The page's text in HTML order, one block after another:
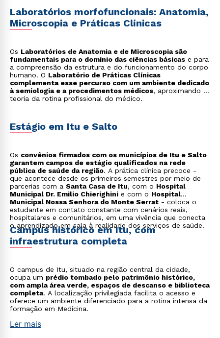
Laboratórios morfofuncionais: Anatomia,
Microscopia e Práticas Clínicas
Os Laboratórios de Anatomia e de Microscopia são
fundamentais para o domínio das ciências básicas e para
a compreensão da estrutura e do funcionamento do corpo
humano. O Laboratório de Práticas Clínicas
complementa esse percurso com um ambiente dedicado
à semiologia e a procedimentos médicos, aproximando a
teoria da rotina profissional do médico.
Estágio em Itu e Salto
Os convênios firmados com os municípios de Itu e Salto
garantem campos de estágio qualificados na rede
pública de saúde da região. A prática clínica precoce -
que acontece desde os primeiros semestres por meio de
parcerias com a Santa Casa de Itu, com o Hospital
Municipal Dr. Emilio Chierighini e com o Hospital
Municipal Nossa Senhora do Monte Serrat - coloca o
estudante em contato constante com cenários reais,
hospitalares e comunitários, em uma vivência que conecta
o aprendizado em sala à realidade dos serviços de saúde.
Campus histórico em Itu, com
infraestrutura completa
O campus de Itu, situado na região central da cidade,
ocupa um prédio tombado pelo patrimônio histórico,
com ampla área verde, espaços de descanso e biblioteca
completa. A localização privilegiada facilita o acesso e
oferece um ambiente diferenciado para a rotina intensa da
formação em Medicina.
Ler mais